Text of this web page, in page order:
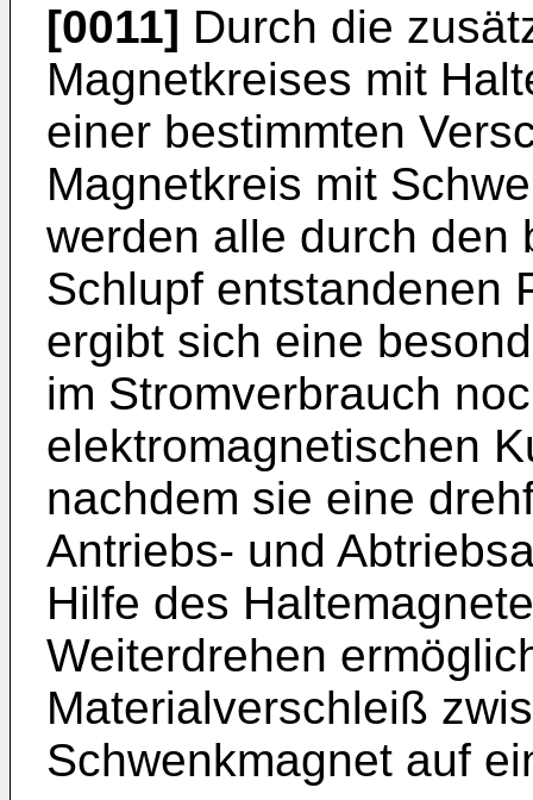
[0011] Durch die
Magnetkreises mit
einer bestimmten
Magnetkreis mit
werden alle durch den
Schlupf entstandenen
ergibt sich eine
im Stromverbrauch
elektromagnetischen
nachdem sie eine
Antriebs- und
Hilfe des
Weiterdrehen
Materialverschleiß
Schwenkmagnet auf